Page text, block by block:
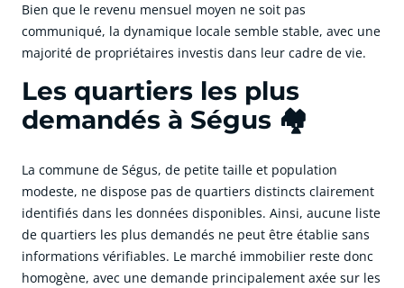
Bien que le revenu mensuel moyen ne soit pas
communiqué, la dynamique locale semble stable, avec une
majorité de propriétaires investis dans leur cadre de vie.
Les quartiers les plus
demandés à Ségus 🏘️
La commune de Ségus, de petite taille et population
modeste, ne dispose pas de quartiers distincts clairement
identifiés dans les données disponibles. Ainsi, aucune liste
de quartiers les plus demandés ne peut être établie sans
informations vérifiables. Le marché immobilier reste donc
homogène, avec une demande principalement axée sur les